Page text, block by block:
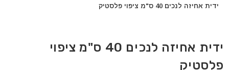
ידית אחיזה לנכים 40 ס"מ ציפוי פלסטיק
ידית אחיזה לנכים 40 ס"מ ציפוי
פלסטיק